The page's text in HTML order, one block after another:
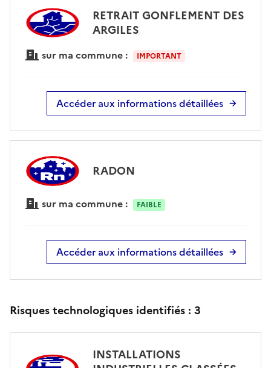
RETRAIT GONFLEMENT DES
ARGILES
sur ma commune : IMPORTANT
Accéder aux informations détaillées
RADON
sur ma commune : FAIBLE
Accéder aux informations détaillées
Risques technologiques identifiés : 3
INSTALLATIONS